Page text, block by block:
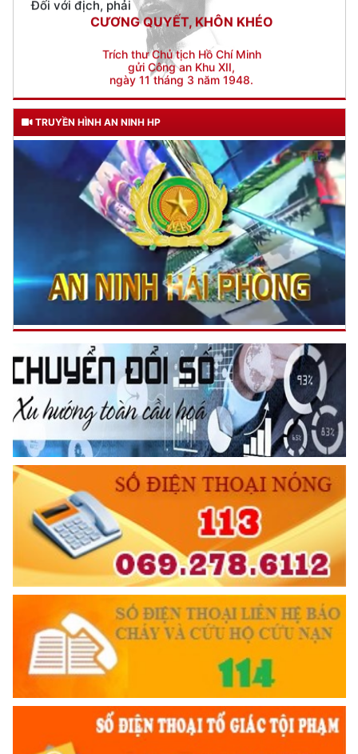
gửi Công an Khu XII,
ngày 11 tháng 3 năm 1948.
TRUYỀN HÌNH AN NINH HP